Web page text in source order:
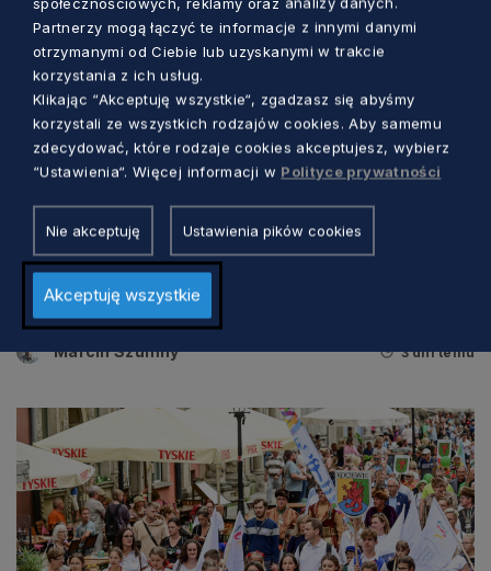
Tradycyjna muzyka i barwne tańce. W
tych dniach Gdańsk będzie „folklorem
malowany”
Marcin Szumny 3 dni temu
Partnerzy mogą łączyć te informacje z innymi danymi
otrzymanymi od Ciebie lub uzyskanymi w trakcie
korzystania z ich usług.
Klikając “Akceptuję wszystkie“, zgadzasz się abyśmy
korzystali ze wszystkich rodzajów cookies. Aby samemu
zdecydować, które rodzaje cookies akceptujesz, wybierz
“Ustawienia“. Więcej informacji w Polityce prywatności
Nie akceptuję Ustawienia pików cookies
Akceptuję wszystkie